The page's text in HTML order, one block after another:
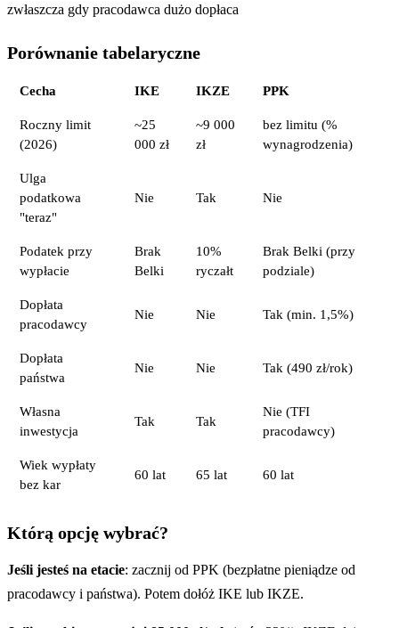
zwłaszcza gdy pracodawca dużo dopłaca
Porównanie tabelaryczne
Cecha IKE IKZE PPK
Roczny limit
(2026)
~25
000 zł
~9 000
zł
bez limitu (%
wynagrodzenia)
Ulga
podatkowa
"teraz"
Nie Tak Nie
Podatek przy
wypłacie
Brak
Belki
10%
ryczałt
Brak Belki (przy
podziale)
Dopłata
pracodawcy
Nie Nie Tak (min. 1,5%)
Dopłata
państwa
Nie Nie Tak (490 zł/rok)
Własna
inwestycja
Tak Tak
Nie (TFI
pracodawcy)
Wiek wypłaty
bez kar
60 lat 65 lat 60 lat
Którą opcję wybrać?
Jeśli jesteś na etacie: zacznij od PPK (bezpłatne pieniądze od
pracodawcy i państwa). Potem dołóż IKE lub IKZE.